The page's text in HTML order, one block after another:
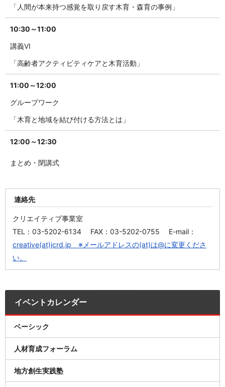
「人間が本来持つ感覚を取り戻す木育・森育の事例」
10:30～11:00
講義VI
「高齢者アクティビティケアと木育活動」
11:00～12:00
グループワーク
「木育と地域を結び付ける方法とは」
12:00～12:30
まとめ・閉講式
連絡先
クリエイティブ事業室
TEL：03-5202-6134 FAX：03-5202-0755 E-mail：
creative(at)jcrd.jp ※メールアドレスの(at)は@に変更くださ
い。
イベントカレンダー
ベーシック
人材育成フォーラム
地方創生実践塾